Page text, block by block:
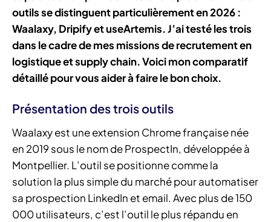
outils se distinguent particulièrement en 2026 :
Waalaxy, Dripify et useArtemis. J’ai testé les trois
dans le cadre de mes missions de recrutement en
logistique et supply chain. Voici mon comparatif
détaillé pour vous aider à faire le bon choix.
Présentation des trois outils
Waalaxy est une extension Chrome française née
en 2019 sous le nom de ProspectIn, développée à
Montpellier. L’outil se positionne comme la
solution la plus simple du marché pour automatiser
sa prospection LinkedIn et email. Avec plus de 150
000 utilisateurs, c’est l’outil le plus répandu en